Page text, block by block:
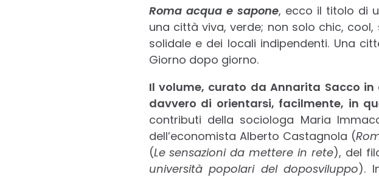
Roma acqua e sapone, ecco il titolo di
una città viva, verde; non solo chic,
solidale e dei locali indipendenti. Una
Giorno dopo giorno.
Il volume, curato da Annarita Sacco
davvero di orientarsi, facilmente, in
contributi della sociologa Maria
dell’economista Alberto Castagnola (
(Le sensazioni da mettere in rete), del
università popolari del doposviluppo).